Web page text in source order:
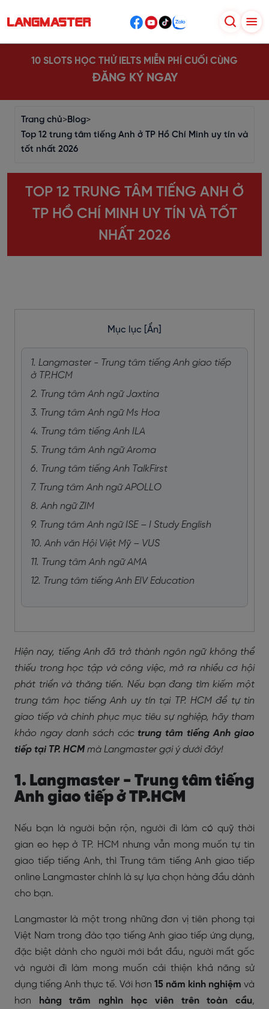
10 SLOTS HỌC THỬ IELTS MIỄN PHÍ CUỐI CÙNG
ĐĂNG KÝ NGAY
Trang chủ>Blog>
Top 12 trung tâm tiếng Anh ở TP Hồ Chí Minh uy tín và
tốt nhất 2026
TOP 12 TRUNG TÂM TIẾNG ANH Ở
TP HỒ CHÍ MINH UY TÍN VÀ TỐT
NHẤT 2026
Mục lục [Ẩn]
1. Langmaster - Trung tâm tiếng Anh giao tiếp
ở TP.HCM
2. Trung tâm Anh ngữ Jaxtina
3. Trung tâm Anh ngữ Ms Hoa
4. Trung tâm tiếng Anh ILA
5. Trung tâm Anh ngữ Aroma
6. Trung tâm tiếng Anh TalkFirst
7. Trung tâm Anh ngữ APOLLO
8. Anh ngữ ZIM
9. Trung tâm Anh ngữ ISE – I Study English
10. Anh văn Hội Việt Mỹ – VUS
11. Trung tâm Anh ngữ AMA
12. Trung tâm tiếng Anh EIV Education
Hiện nay, tiếng Anh đã trở thành ngôn ngữ không thể
thiếu trong học tập và công việc, mở ra nhiều cơ hội
phát triển và thăng tiến. Nếu bạn đang tìm kiếm một
trung tâm học tiếng Anh uy tín tại TP. HCM để tự tin
giao tiếp và chinh phục mục tiêu sự nghiệp, hãy tham
khảo ngay danh sách cáctrung tâm tiếng Anh giao
tiếp tại TP. HCM mà Langmaster gợi ý dưới đây!
1. Langmaster - Trung tâm tiếng
Anh giao tiếp ở TP.HCM
Nếu bạn là người bận rộn, người đi làm có quỹ thời
gian eo hẹp ở TP. HCM nhưng vẫn mong muốn tự tin
giao tiếp tiếng Anh, thì Trung tâm tiếng Anh giao tiếp
online Langmaster chính là sự lựa chọn hàng đầu dành
cho bạn.
Langmaster là một trong những đơn vị tiên phong tại
Việt Nam trong đào tạo tiếng Anh giao tiếp ứng dụng,
đặc biệt dành cho người mới bắt đầu, người mất gốc
và người đi làm mong muốn cải thiện khả năng sử
dụng tiếng Anh thực tế. Với hơn 15 năm kinh nghiệm và
hơn
hàng trăm nghìn học viên trên toàn cầu,